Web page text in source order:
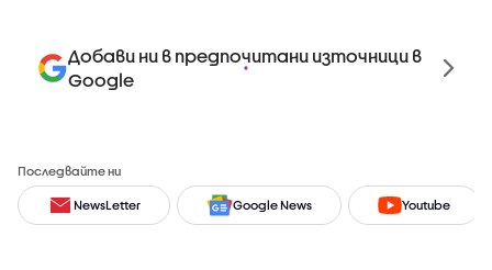
Добави ни в предпочитани източници в
Google
Последвайте ни
NewsLetter Google News Youtube